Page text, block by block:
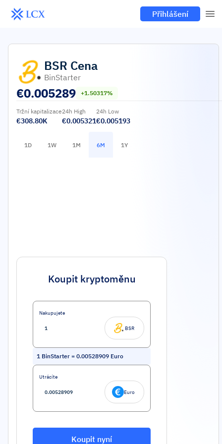
Přihlášení
BSR Cena
BinStarter
€0.005289 +1.50317%
Tržní kapitalizace
€308.80K
24h High
€0.005321
24h Low
€0.005193
1D 1W 1M 6M 1Y
Koupit kryptoměnu
Nakupujete
BSR
1 BinStarter = 0.00528909 Euro
Utrácíte
Euro
Koupit nyní